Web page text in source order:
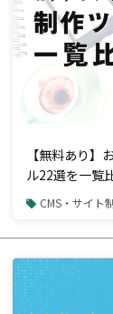
【無料あり】
ル22選を一覧
CMS・サイト